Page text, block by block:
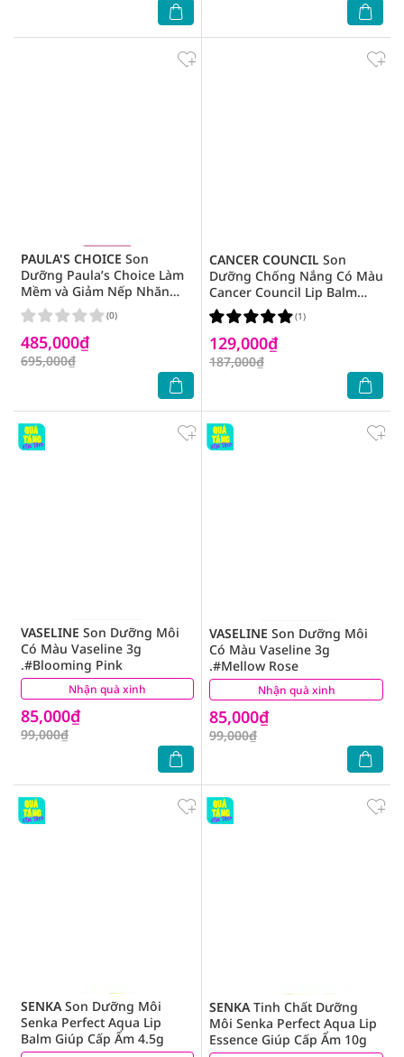
PAULA'S CHOICE Son
Dưỡng Paula’s Choice Làm
Mềm và Giảm Nếp Nhăn
Môi Pro-Collagen Peptide
Gloss Balm 15ml
485,000₫
695,000₫
(0)
CANCER COUNCIL Son
Dưỡng Chống Nắng Có Màu
Cancer Council Lip Balm
Raspberry SPF50+ 15g
129,000₫
187,000₫
(1)
Nhận quà xinh
VASELINE Son Dưỡng Môi
Có Màu Vaseline 3g
.#Blooming Pink
85,000₫
99,000₫
(2) Nhận quà xinh
VASELINE Son Dưỡng Môi
Có Màu Vaseline 3g
.#Mellow Rose
85,000₫
99,000₫
(2)
SENKASon Dưỡng Môi
Senka Perfect Aqua Lip
Balm Giúp Cấp Ẩm 4.5g
SENKATinh Chất Dưỡng
Môi Senka Perfect Aqua Lip
Essence Giúp Cấp Ẩm 10g